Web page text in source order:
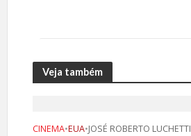
Veja também
CINEMA•EUA•JOSÉ ROBERTO LUCHETTI